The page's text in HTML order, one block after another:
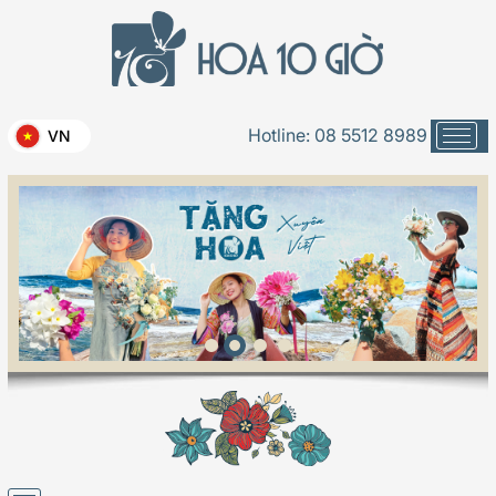
Hotline: 08 5512 8989
VN
Cô dâu xinh - 035